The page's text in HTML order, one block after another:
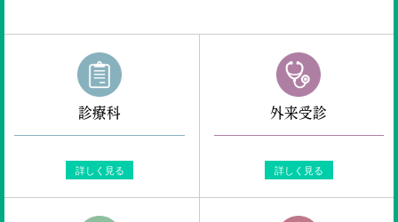
採用情報
ご意見・ご要望
診療科
詳しく見る
外来受診
詳しく見る